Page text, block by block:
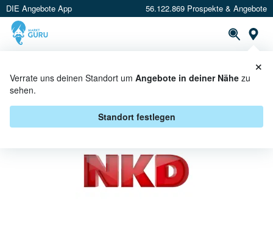
DIE Angebote App 56.122.869 Prospekte & Angebote
Verrate uns deinen Standort um Angebote in deiner Nähe zu
sehen.
Standort festlegen
×
NKD PROSPEKT